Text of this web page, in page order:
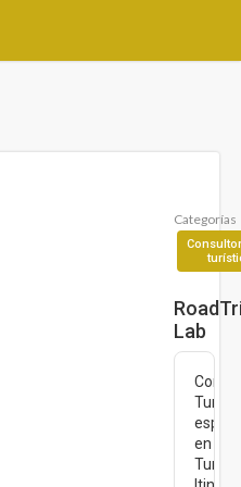
Categorías
Lab
en